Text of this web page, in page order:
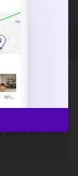
보러가기
비급여/급여 진료란?
상이할 수 있으니, 정확
있는 급여 진료 기준 가
병원마다 금액이 다르게
.
후 다시 시도해주
채널톡으로 문의